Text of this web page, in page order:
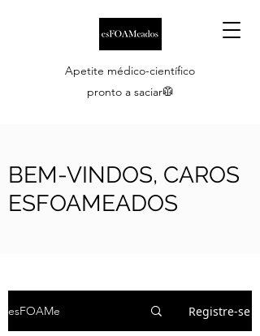
Apetite médico-científico
pronto a saciar🥼
BEM-VINDOS, CAROS
ESFOAMEADOS
esFOAMe Registre-se